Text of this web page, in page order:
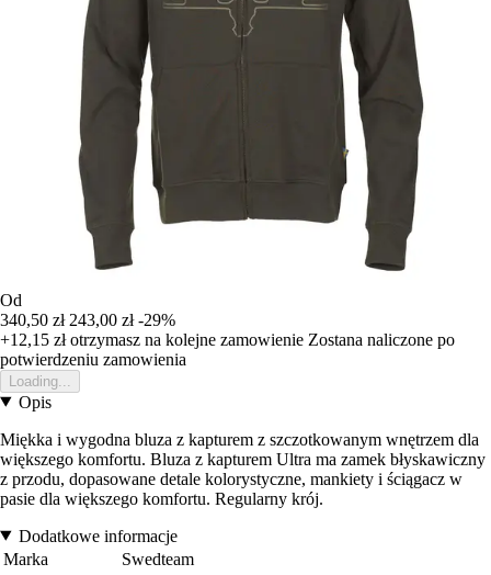
Od
340,50 zł 243,00 zł -29%
+12,15 złotrzymasz na kolejne zamowienie Zostana naliczone po
potwierdzeniu zamowienia
Loading...
Opis
Miękka i wygodna bluza z kapturem z szczotkowanym wnętrzem dla
większego komfortu. Bluza z kapturem Ultra ma zamek błyskawiczny
z przodu, dopasowane detale kolorystyczne, mankiety i ściągacz w
pasie dla większego komfortu. Regularny krój.
Dodatkowe informacje
Marka
Swedteam